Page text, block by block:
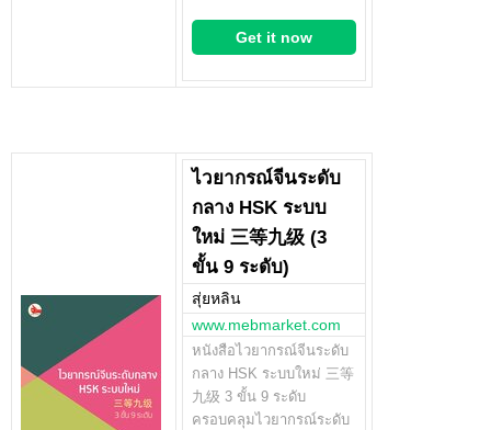
Get it now
ไวยากรณ์จีนระดับ
กลาง HSK ระบบ
ใหม่ 三等九级 (3
ขั้น 9 ระดับ)
สุ่ยหลิน
www.mebmarket.com
หนังสือไวยากรณ์จีนระดับ
กลาง HSK ระบบใหม่ 三等
九级 3 ขั้น 9 ระดับ
ครอบคลุมไวยากรณ์ระดับ